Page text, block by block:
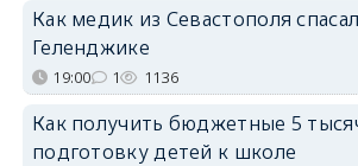
Как медик из Севастополя
Геленджике
19:00 1 1136
Как получить бюджетные 5
подготовку детей к школе